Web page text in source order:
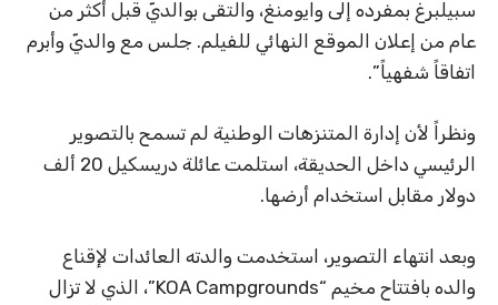
سبيلبرغ بمفرده إلى وايومنغ، والتقى بوالديّ قبل أكثر من
عام من إعلان الموقع النهائي للفيلم. جلس مع والديّ وأبرم
اتفاقاً شفهياً”.
ونظراً لأن إدارة المتنزهات الوطنية لم تسمح بالتصوير
الرئيسي داخل الحديقة، استلمت عائلة دريسكيل 20 ألف
دولار مقابل استخدام أرضها.
وبعد انتهاء التصوير، استخدمت والدته العائدات لإقناع
والده بافتتاح مخيم “KOA Campgrounds”، الذي لا تزال